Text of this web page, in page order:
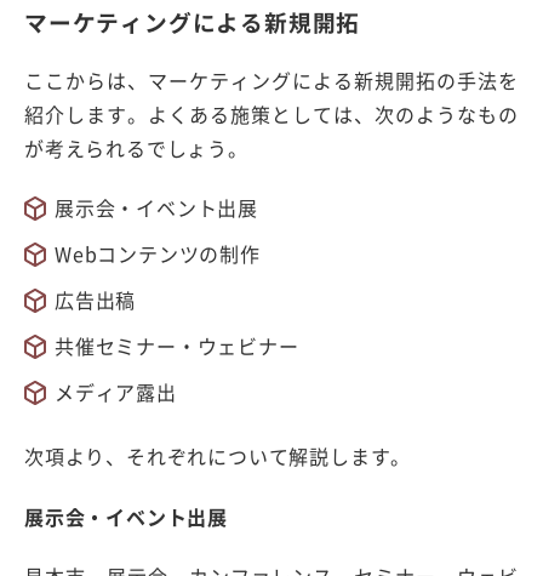
マーケティングによる新規開拓
ここからは、マーケティングによる新規開拓の手法を
紹介します。よくある施策としては、次のようなもの
が考えられるでしょう。
展示会・イベント出展
Webコンテンツの制作
広告出稿
共催セミナー・ウェビナー
メディア露出
次項より、それぞれについて解説します。
展示会・イベント出展